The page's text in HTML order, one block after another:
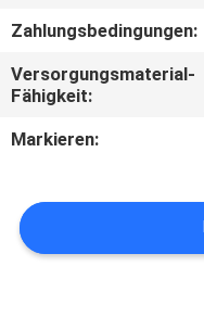
MIT
UNS
IN
VERBINDUNG
FORDERN
SIE
Zahlungsbedingungen:
Versorgungsmaterial-
Fähigkeit:
Markieren: